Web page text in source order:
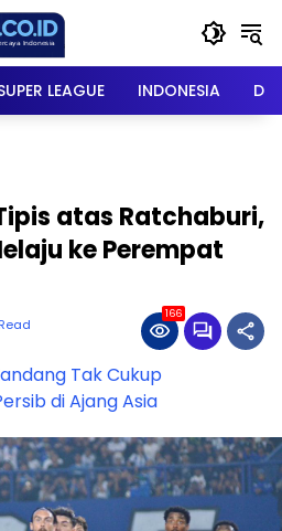
LEAGUE INDONESIA
atas Ratchaburi,
ke Perempat
166
Tak Cukup
di Ajang Asia